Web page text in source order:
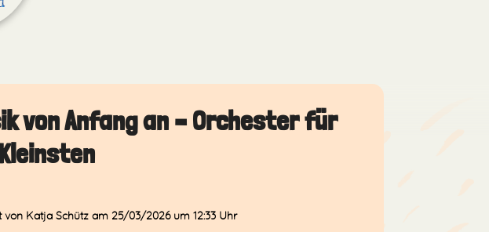
von Anfang an – Orchester für
von Katja Schütz am 25/03/2026 um 12:33 Uhr